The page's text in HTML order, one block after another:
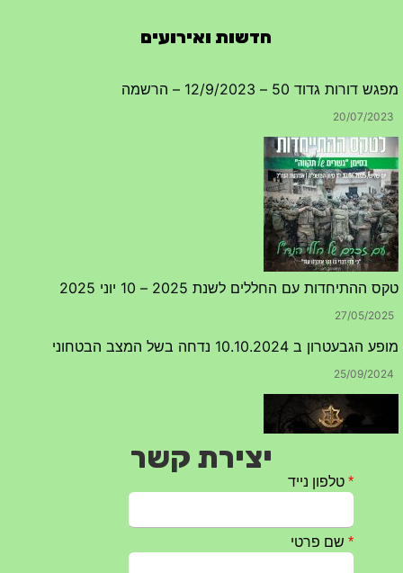
חדשות ואירועים
גדוד 50 – 12/9/2023 – הרשמה
20/07/
עם החללים לשנת 2025 – 10 יוני 2025
27/05/
ב 10.10.2024 נדחה בשל המצב הבטחוני
25/09/
ברזל – הודעה 1 – 14.10.2023
יצירת קשר